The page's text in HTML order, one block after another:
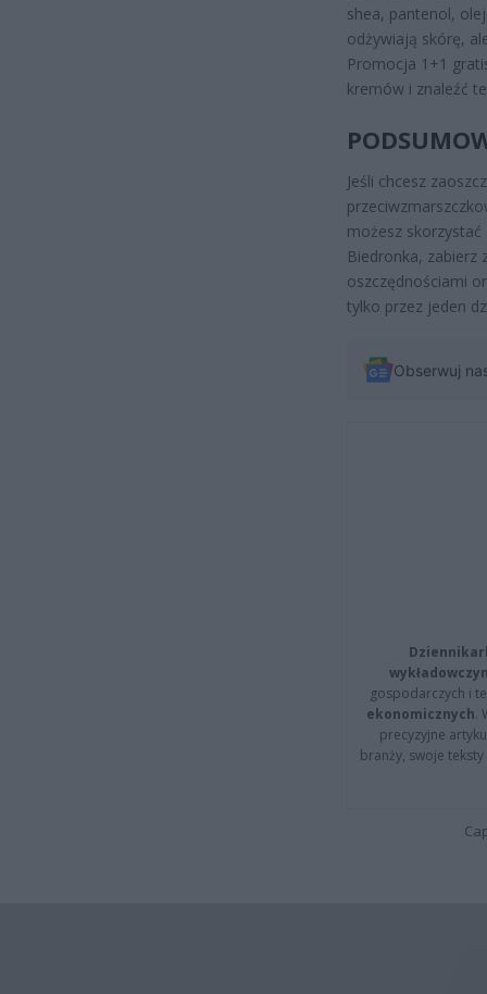
shea, pantenol,
odżywiają skórę,
Promocja 1+1
kremów i znaleźć
Jeśli chcesz
możesz
Biedronka, zabierz
oszczędnościami
tylko przez jeden
Obserwuj
gospodarczych i
ekonomicznych.
precyzyjne
branży, swoje